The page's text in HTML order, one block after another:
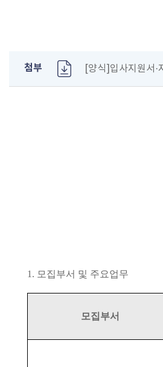
첨부 [양식]입사지원서
1. 모집부서 및 주요업무
모집부서